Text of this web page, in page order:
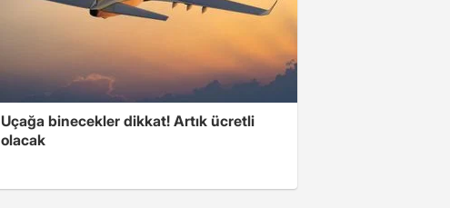
Uçağa binecekler dikkat! Artık ücretli
olacak